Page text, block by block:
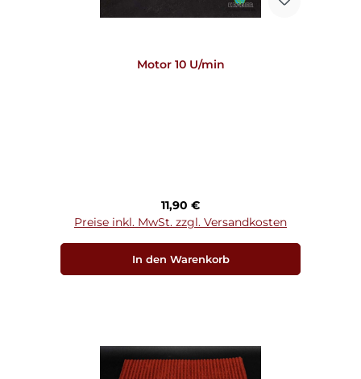
Motor 10 U/min
Regulärer Preis:
11,90 €
Preise inkl. MwSt. zzgl. Versandkosten
In den Warenkorb